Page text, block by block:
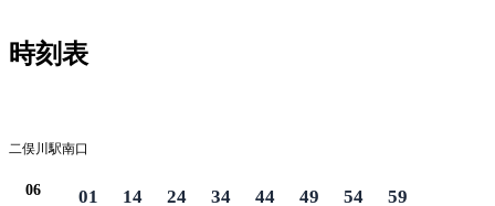
時刻表
二俣川駅南口
06 01 14 24 34 44 49 54 59